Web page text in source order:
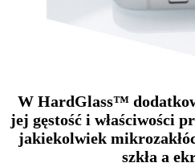
W HardGlass™
jej gęstość i właściwości
jakiekolwiek
szkła a